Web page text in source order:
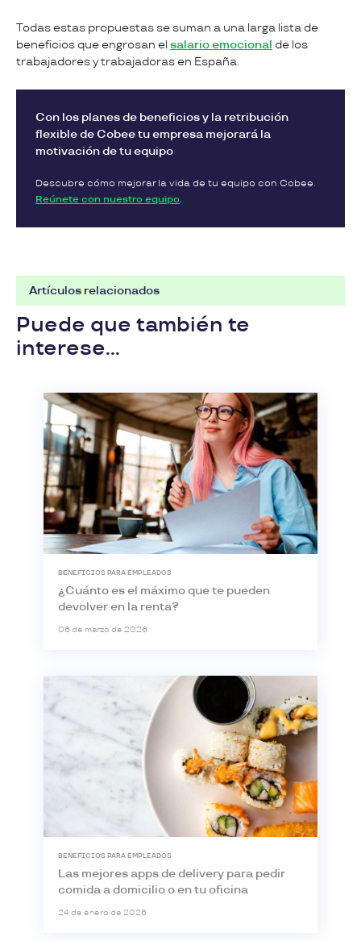
Todas estas propuestas se suman a una larga lista de
beneficios que engrosan el salario emocional de los
trabajadores y trabajadoras en España.
Con los planes de beneficios y la retribución
flexible de Cobee tu empresa mejorará la
motivación de tu equipo
Descubre cómo mejorar la vida de tu equipo con Cobee.
Reúnete con nuestro equipo.
Artículos relacionados
Puede que también te
interese...
BENEFICIOS PARA EMPLEADOS
¿Cuánto es el máximo que te pueden
devolver en la renta?
06 de marzo de 2026
BENEFICIOS PARA EMPLEADOS
Las mejores apps de delivery para pedir
comida a domicilio o en tu oficina
24 de enero de 2026